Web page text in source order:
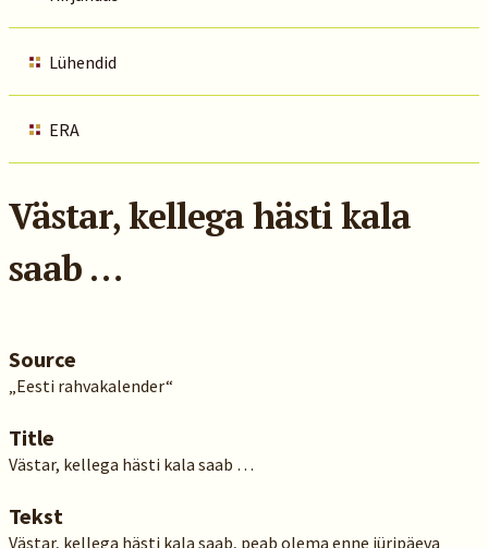
Lühendid
ERA
Västar, kellega hästi kala
saab …
Source
„Eesti rahvakalender“
Title
Västar, kellega hästi kala saab …
Tekst
Västar, kellega hästi kala saab, peab olema enne jüripäeva